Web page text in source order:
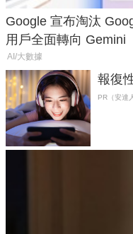
Google 宣布淘汰
用戶全面轉向 Gemini
AI/大數據
報復
PR（安達